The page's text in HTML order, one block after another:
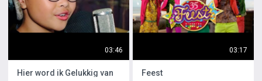
03:46
Hier word ik Gelukkig van
03:17
Feest